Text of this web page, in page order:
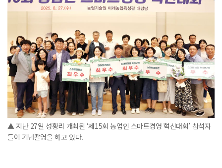
▲ 지난 27일 성황리 개최된 ‘제15회 농업인 스마트경영 혁신대회’ 참석자
들이 기념촬영을 하고 있다.